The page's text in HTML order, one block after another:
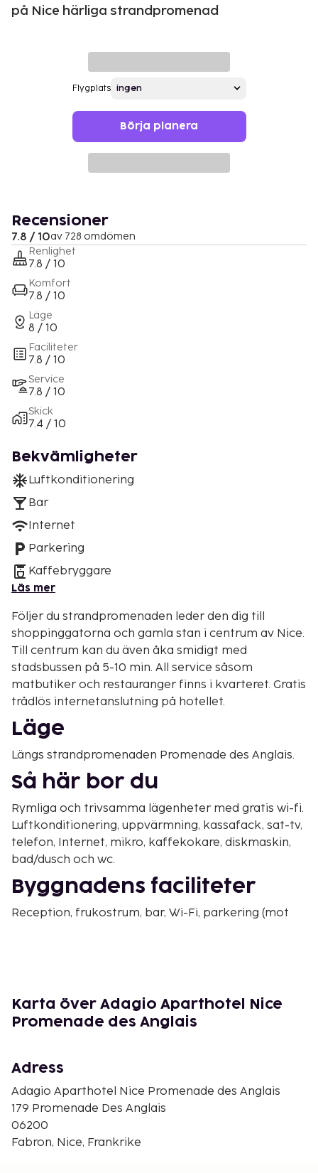
på Nice härliga strandpromenad
Flygplats
Börja planera
Recensioner
7.8 / 10av 728 omdömen
Renlighet
7.8 / 10
Komfort
7.8 / 10
Läge
8 / 10
Faciliteter
7.8 / 10
Service
7.8 / 10
Skick
7.4 / 10
Bekvämligheter
Luftkonditionering
Bar
Internet
Parkering
Kaffebryggare
Läs mer
Följer du strandpromenaden leder den dig till
shoppinggatorna och gamla stan i centrum av Nice.
Till centrum kan du även åka smidigt med
stadsbussen på 5-10 min. All service såsom
matbutiker och restauranger finns i kvarteret. Gratis
trådlös internetanslutning på hotellet.
Läge
Längs strandpromenaden Promenade des Anglais.
Så här bor du
Rymliga och trivsamma lägenheter med gratis wi-fi.
Luftkonditionering, uppvärmning, kassafack, sat-tv,
telefon, Internet, mikro, kaffekokare, diskmaskin,
bad/dusch och wc.
Byggnadens faciliteter
Reception, frukostrum, bar, Wi-Fi, parkering (mot
/vistelse. Husdjur mot avgift, € .
Annat
Sänglinne och handdukar ingår.
Turistskatt/miljöavgift betalas på plats. Deposition
€ 200.
8 våningar, hiss.
Karta över Adagio Aparthotel Nice
Promenade des Anglais
Adress
Adagio Aparthotel Nice Promenade des Anglais
179 Promenade Des Anglais
06200
Fabron, Nice, Frankrike